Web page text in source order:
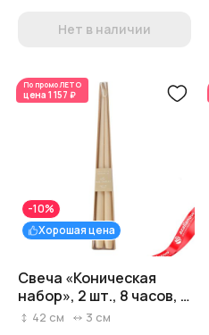
Нет в наличии
По промоЛЕТО
цена 1 157 ₽
Хорошая цена
-10%
Свеча «Коническая
набор», 2 шт., 8 часов, H
42 см x D 2,5 см,
42 см 3 см